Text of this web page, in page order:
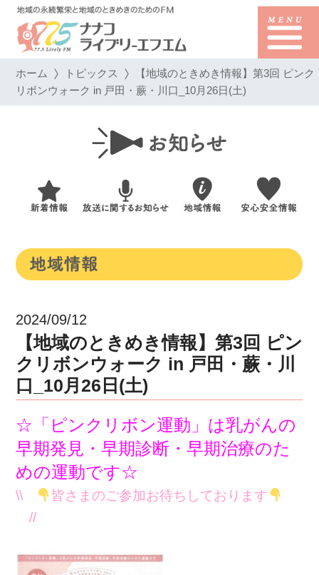
ホーム トピックス 【地域のときめき情報】第3回 ピンク
リボンウォーク in 戸田・蕨・川口_10月26日(土)
2024/09/12
【地域のときめき情報】第3回 ピン
クリボンウォーク in 戸田・蕨・川
口_10月26日(土)
☆「ピンクリボン運動」は乳がんの
早期発見・早期診断・早期治療のた
めの運動です☆
\\ 皆さまのご参加お待ちしております
//